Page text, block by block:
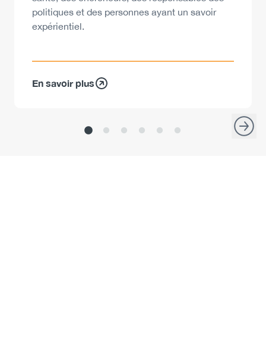
politiques et des personnes ayant un savoir
expérientiel.
En savoir plus